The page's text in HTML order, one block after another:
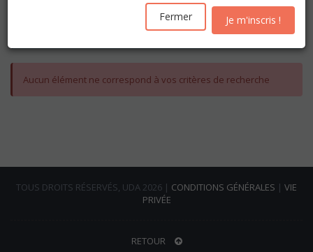
Les inscriptions pour l'année académique 2026-2027
à partir du mercredi 19 août
Aucun élément ne correspond à vos critères de recherche
TOUS DROITS RÉSERVÉS, UDA 2026 | CONDITIONS GÉNÉRALES | VIE
PRIVÉE
RETOUR
Fermer Je m'inscris !